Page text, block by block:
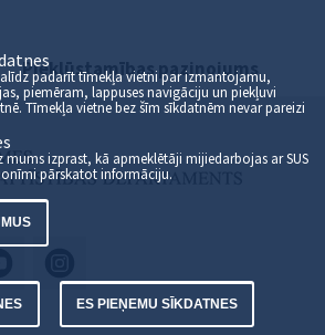
Piekļūstamības paziņojums
padarīt tīmekļa vietni par izmantojamu,
piemēram, lappuses navigāciju un piekļuvi
Tīmekļa vietne bez šīm sīkdatnēm nevar pareizi
mums izprast, kā apmeklētāji mijiedarbojas ar SUS
pārskatot informāciju.
ES PIEŅEMU SĪKDATNES